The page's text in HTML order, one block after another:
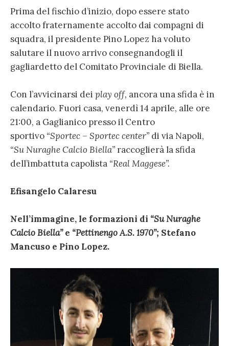
Prima del fischio d’inizio, dopo essere stato
accolto fraternamente accolto dai compagni di
squadra, il presidente Pino Lopez ha voluto
salutare il nuovo arrivo consegnandogli il
gagliardetto del Comitato Provinciale di Biella.
Con l’avvicinarsi dei play off, ancora una sfida è in
calendario. Fuori casa, venerdì 14 aprile, alle ore
21:00, a Gaglianico presso il Centro
sportivo “Sportec – Sportec center” di via Napoli,
“Su Nuraghe Calcio Biella” raccoglierà la sfida
dell’imbattuta capolista “Real Maggese”.
Efisangelo Calaresu
Nell’immagine, le formazioni di “Su Nuraghe
Calcio Biella”e “Pettinengo A.S. 1970”; Stefano
Mancuso e Pino Lopez.